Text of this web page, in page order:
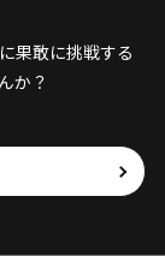
果敢に挑戦する
か？